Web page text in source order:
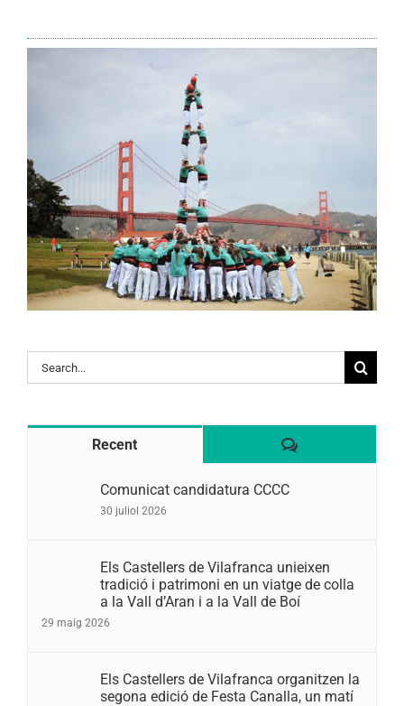
Search
for:
Recent Comentaris
Comunicat candidatura CCCC
30 juliol 2026
Els Castellers de Vilafranca unieixen
tradició i patrimoni en un viatge de colla
a la Vall d’Aran i a la Vall de Boí
29 maig 2026
Els Castellers de Vilafranca organitzen la
segona edició de Festa Canalla, un matí